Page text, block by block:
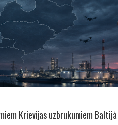
Krievijas uzbrukumiem Baltijā